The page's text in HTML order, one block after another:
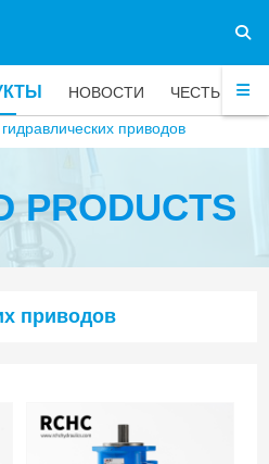
НОВОСТИ ЧЕСТЬ
приводов
PRODUCTS
приводов